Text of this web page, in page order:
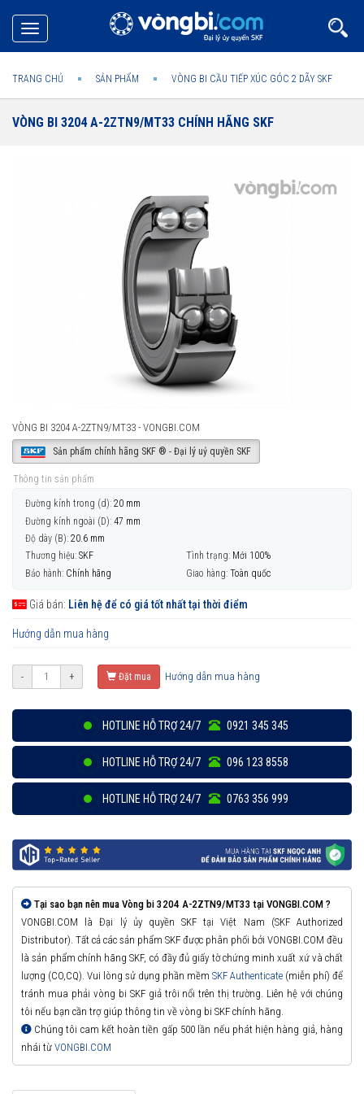
Toggle
navigation
TRANG CHỦ SẢN PHẨM VÒNG BI CẦU TIẾP XÚC GÓC 2 DÃY SKF
VÒNG BI 3204 A-2ZTN9/MT33 CHÍNH HÃNG SKF
VÒNG BI 3204 A-2ZTN9/MT33 - VONGBI.COM
Sản phẩm chính hãng SKF ® - Đại lý uỷ quyền SKF
Thông tin sản phẩm
Đường kính trong (d): 20 mm
Đường kính ngoài (D): 47 mm
Độ dày (B): 20.6 mm
Thương hiệu: SKF Tình trạng: Mới 100%
Bảo hành: Chính hãng Giao hàng: Toàn quốc
Giá bán: Liên hệ để có giá tốt nhất tại thời điểm
Hướng dẫn mua hàng
- + Đặt mua Hướng dẫn mua hàng
HOTLINE HỖ TRỢ 24/7 0921 345 345
HOTLINE HỖ TRỢ 24/7 096 123 8558
HOTLINE HỖ TRỢ 24/7 0763 356 999
Tại sao bạn nên mua Vòng bi 3204 A-2ZTN9/MT33 tại VONGBI.COM ?
VONGBI.COM là Đại lý ủy quyền SKF tại Việt Nam (SKF Authorized
Distributor). Tất cả các sản phẩm SKF được phân phối bởi VONGBI.COM đều
là sản phẩm chính hãng SKF, có đầy đủ giấy tờ chứng minh xuất xứ và chất
lượng (CO,CQ). Vui lòng sử dụng phần mềm SKF Authenticate (miễn phí) để
tránh mua phải vòng bi SKF giả trôi nổi trên thị trường. Liên hệ với chúng
tôi nếu bạn cần trợ giúp thông tin về vòng bi SKF chính hãng.
Chúng tôi cam kết hoàn tiền gấp 500 lần nếu phát hiện hàng giả, hàng
nhái từ VONGBI.COM